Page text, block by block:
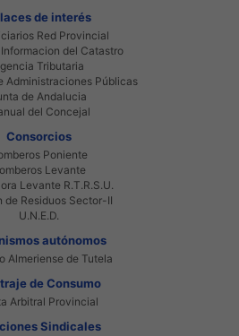
de interés
Red Provincial
del Catastro
Tributaria
Administraciones Públicas
de Andalucia
del Concejal
Consorcios
Poniente
Levante
Levante R.T.R.S.U.
de Residuos Sector-II
U.N.E.D.
autónomos
Almeriense de Tutela
de Consumo
Arbitral Provincial
Sindicales